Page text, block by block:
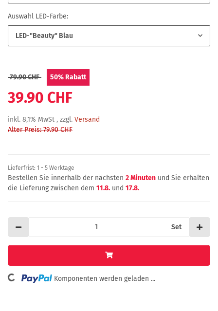
Auswahl LED-Farbe:
LED-"Beauty" Blau
79.90 CHF 50% Rabatt
39.90 CHF
inkl. 8,1% MwSt , zzgl. Versand
Alter Preis: 79.90 CHF
Lieferfrist: 1 - 5 Werktage
Bestellen Sie innerhalb der nächsten 2 Minuten und Sie erhalten
die Lieferung zwischen dem 11.8. und 17.8.
Set
Loading... Komponenten werden geladen ...